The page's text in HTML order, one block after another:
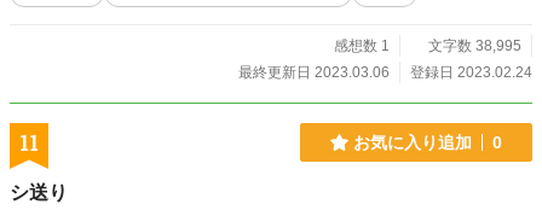
感想数 1
文字数 38,995
最終更新日 2023.03.06
登録日 2023.02.24
11 お気に入り追加 0
シ送り